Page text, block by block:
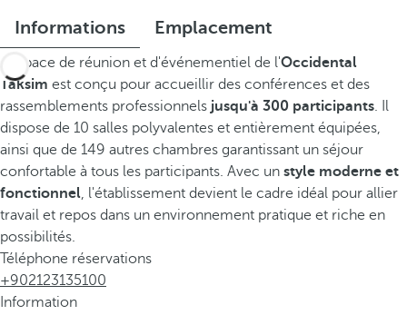
Informations Emplacement
L'espace de réunion et d'événementiel de l'Occidental
Taksim est conçu pour accueillir des conférences et des
rassemblements professionnels jusqu'à 300 participants. Il
dispose de 10 salles polyvalentes et entièrement équipées,
ainsi que de 149 autres chambres garantissant un séjour
confortable à tous les participants. Avec un style moderne et
fonctionnel, l'établissement devient le cadre idéal pour allier
travail et repos dans un environnement pratique et riche en
possibilités.
Téléphone réservations
+902123135100
Information